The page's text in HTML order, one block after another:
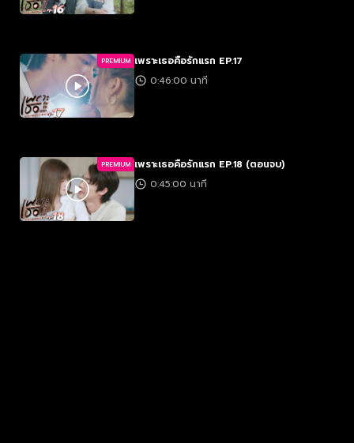
PREMIUM เพราะเธอคือรักแรก EP.17
0:46:00 นาที
PREMIUM เพราะเธอคือรักแรก EP.18 (ตอนจบ)
0:45:00 นาที